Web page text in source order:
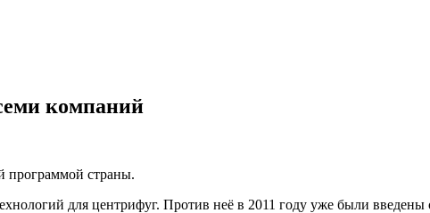
компаний
программой страны.
для центрифуг. Против неё в 2011 году уже были введены